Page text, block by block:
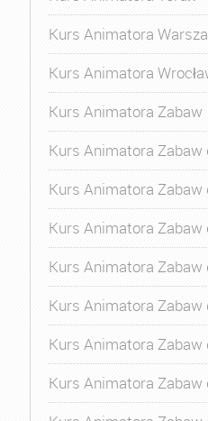
Kurs Animatora
Kurs Animatora
Kurs Animatora Zabaw
Kurs Animatora Zabaw
Kurs Animatora Zabaw
Kurs Animatora Zabaw
Kurs Animatora
Kurs Animatora Zabaw
Kurs Animatora Zabaw
Kurs Animatora Zabaw